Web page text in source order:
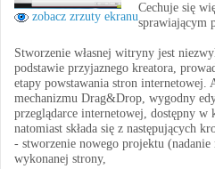
zobacz zrzuty ekranu
Cechuje się
sprawiającym
Stworzenie własnej witryny jest
podstawie przyjaznego kreatora,
etapy powstawania stron internetowej.
mechanizmu Drag&Drop, wygodny
przeglądarce internetowej, dostępny
natomiast składa się z następujących
- stworzenie nowego projektu
wykonanej strony,